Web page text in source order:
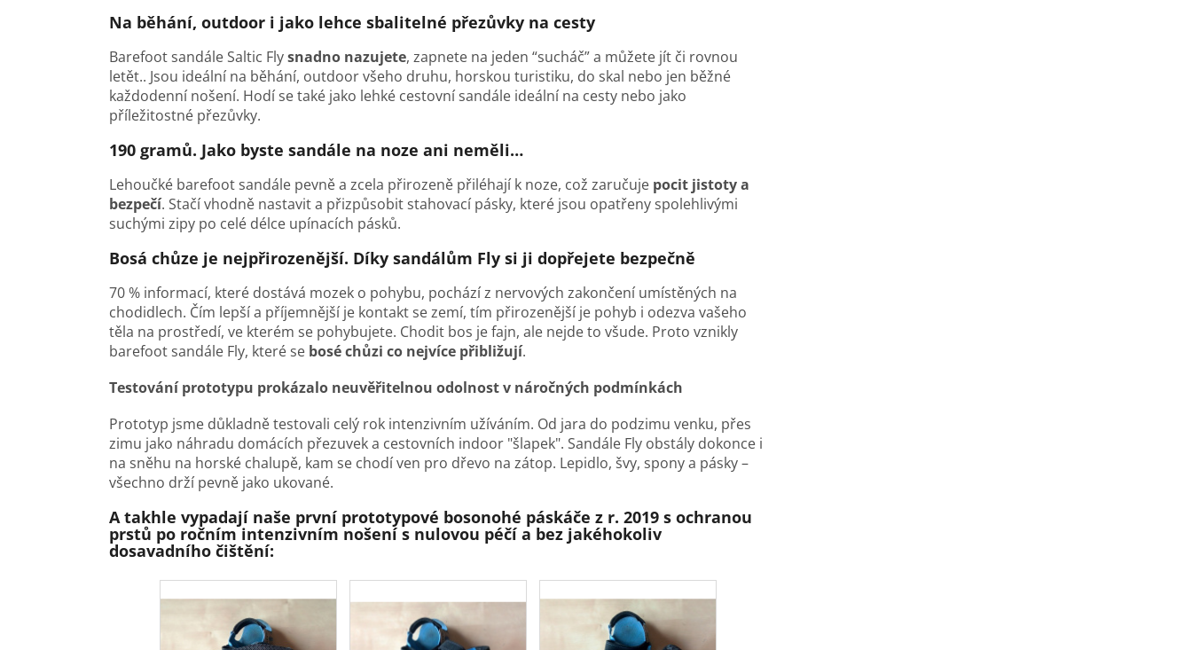
Na běhání, outdoor i jako lehce sbalitelné přezůvky na cesty
Barefoot sandále Saltic Flysnadno nazujete, zapnete na jeden “sucháč” a můžete jít či rovnou
letět.. Jsou ideální na běhání, outdoor všeho druhu, horskou turistiku, do skal nebo jen běžné
každodenní nošení. Hodí se také jako lehké cestovní sandále ideální na cesty nebo jako
příležitostné přezůvky.
190 gramů. Jako byste sandále na noze ani neměli…
Lehoučké barefoot sandále pevně a zcela přirozeně přiléhají k noze, což zaručuje pocit jistoty a
bezpečí. Stačí vhodně nastavit a přizpůsobit stahovací pásky, které jsou opatřeny spolehlivými
suchými zipy po celé délce upínacích pásků.
Bosá chůze je nejpřirozenější. Díky sandálům Fly si ji dopřejete bezpečně
70 % informací, které dostává mozek o pohybu, pochází z nervových zakončení umístěných na
chodidlech. Čím lepší a příjemnější je kontakt se zemí, tím přirozenější je pohyb i odezva vašeho
těla na prostředí, ve kterém se pohybujete. Chodit bos je fajn, ale nejde to všude. Proto vznikly
barefoot sandále Fly, které se bosé chůzi co nejvíce přibližují.
Testování prototypu prokázalo neuvěřitelnou odolnost v náročných podmínkách
Prototyp jsme důkladně testovali celý rok intenzivním užíváním. Od jara do podzimu venku, přes
zimu jako náhradu domácích přezuvek a cestovních indoor "šlapek". Sandále Fly obstály dokonce i
na sněhu na horské chalupě, kam se chodí ven pro dřevo na zátop. Lepidlo, švy, spony a pásky–
všechno drží pevně jako ukované.
A takhle vypadají naše první prototypové bosonohé páskáče z r. 2019 s ochranou
prstů po ročním intenzivním nošení s nulovou péčí a bez jakéhokoliv
dosavadního čištění: